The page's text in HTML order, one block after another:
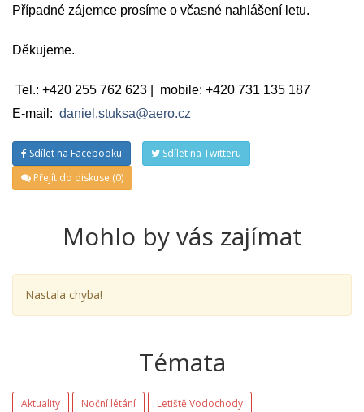
Případné zájemce prosíme o včasné nahlášení letu.
Děkujeme.
Tel.: +420 255 762 623 | mobile: +420 731 135 187
E-mail: daniel.stuksa@aero.cz
Sdílet na Facebooku
Sdílet na Twitteru
Přejít do diskuse (0)
Mohlo by vás zajímat
Nastala chyba!
Témata
Aktuality Noční létání Letiště Vodochody